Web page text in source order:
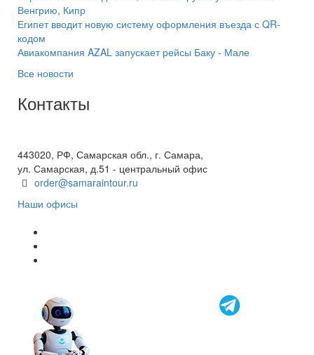
Венгрию, Кипр
Египет вводит новую систему оформления въезда с QR-
кодом
Авиакомпания AZAL запускает рейсы Баку - Мале
Все новости
Контакты
443020, РФ, Самарская обл., г. Самара,
ул. Самарская, д.51 - центральный офис
order@samaraintour.ru
Наши офисы